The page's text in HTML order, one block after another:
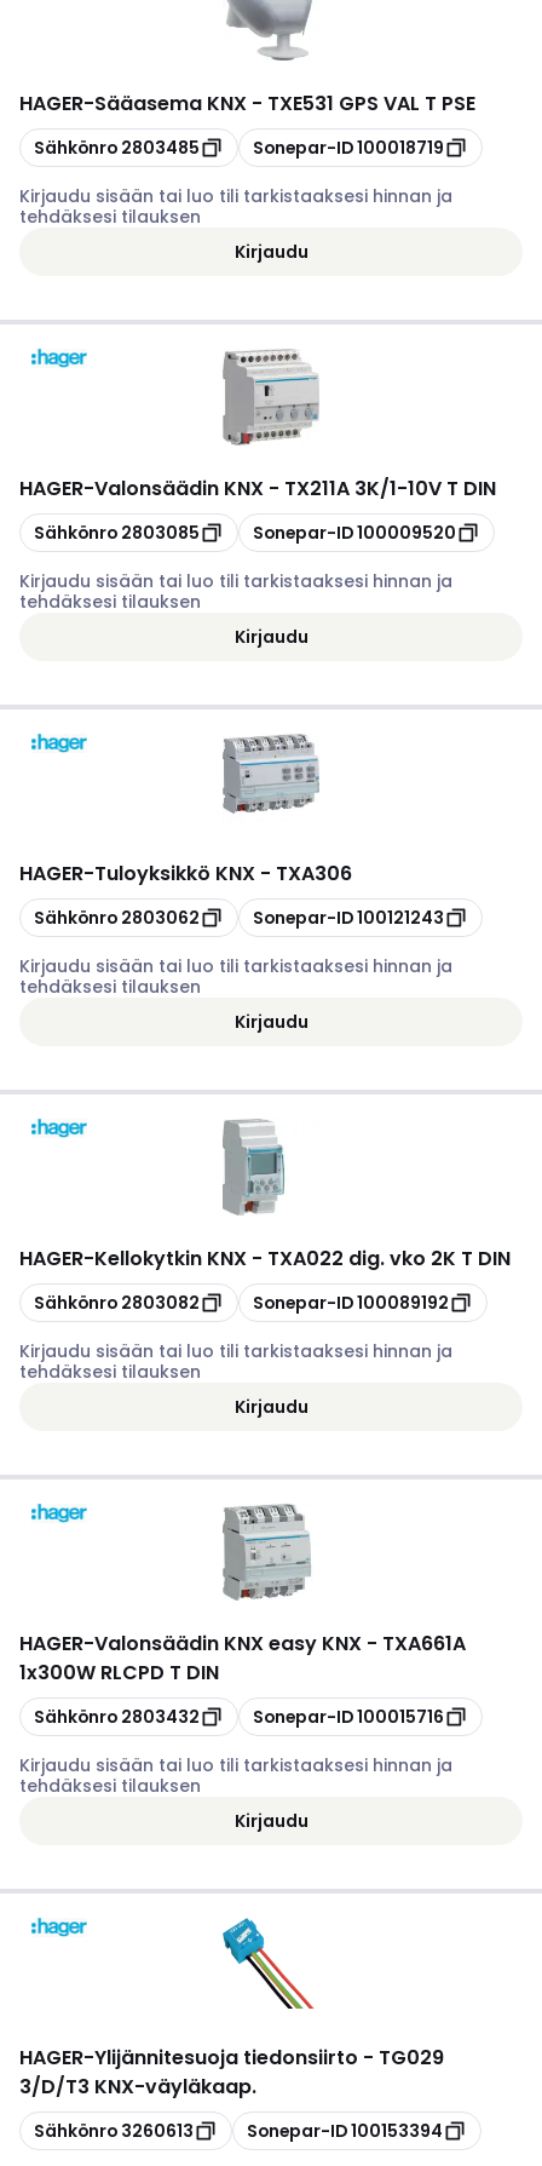
HAGER-Sääasema KNX - TXE531 GPS VAL T PSE
Kopioi
Sähkönro 2803485 Kopioi
Sonepar-ID100018719
Kirjaudu sisään tai luo tili tarkistaaksesi hinnan ja
tehdäksesi tilauksen
Kirjaudu
HAGER-Valonsäädin KNX - TX211A 3K/1-10V T DIN
Kopioi
Sähkönro 2803085 Kopioi
Sonepar-ID100009520
Kirjaudu sisään tai luo tili tarkistaaksesi hinnan ja
tehdäksesi tilauksen
Kirjaudu
HAGER-Tuloyksikkö KNX - TXA306
Kopioi
Sähkönro 2803062 Kopioi
Sonepar-ID100121243
Kirjaudu sisään tai luo tili tarkistaaksesi hinnan ja
tehdäksesi tilauksen
Kirjaudu
HAGER-Kellokytkin KNX - TXA022 dig. vko 2K T DIN
Kopioi
Sähkönro 2803082 Kopioi
Sonepar-ID100089192
Kirjaudu sisään tai luo tili tarkistaaksesi hinnan ja
tehdäksesi tilauksen
Kirjaudu
HAGER-Valonsäädin KNX easy KNX - TXA661A
1x300W RLCPD T DIN
Kopioi
Sähkönro 2803432 Kopioi
Sonepar-ID100015716
Kirjaudu sisään tai luo tili tarkistaaksesi hinnan ja
tehdäksesi tilauksen
Kirjaudu
HAGER-Ylijännitesuoja tiedonsiirto - TG029
3/D/T3 KNX-väyläkaap.
Kopioi
Sähkönro 3260613 Kopioi
Sonepar-ID100153394